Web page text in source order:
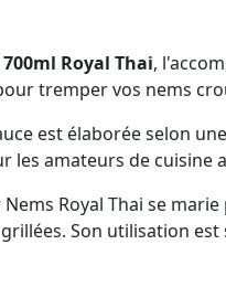
Royal Thai,
tremper vos nems
est élaborée selon
les amateurs de
Nems Royal Thai se
Son utilisation